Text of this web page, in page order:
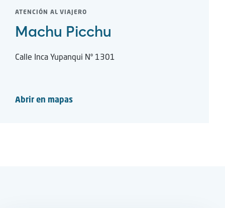
ATENCIÓN AL VIAJERO
Machu Picchu
Calle Inca Yupanqui Nº 1301
Abrir en mapas